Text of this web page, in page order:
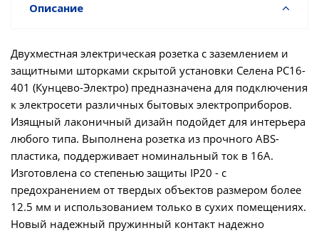
Описание
Двухместная электрическая розетка с заземлением и
защитными шторками скрытой установки Селена РС16-
401 (Кунцево-Электро) предназначена для подключения
к электросети различных бытовых электроприборов.
Изящный лаконичный дизайн подойдет для интерьера
любого типа. Выполнена розетка из прочного ABS-
пластика, поддерживает номинальный ток в 16А.
Изготовлена со степенью защиты IP20 - с
предохранением от твердых объектов размером более
12.5 мм и использованием только в сухих помещениях.
Новый надежный пружинный контакт надежно